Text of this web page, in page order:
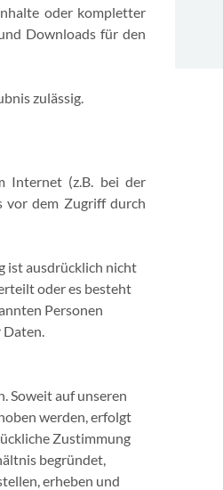
oder kompletter
Downloads für den
zulässig.
Internet (z.B. bei der
vor dem Zugriff durch
ist ausdrücklich nicht
oder es besteht
Personen
Daten.
Soweit auf unseren
werden, erfolgt
Zustimmung
begründet,
erheben und